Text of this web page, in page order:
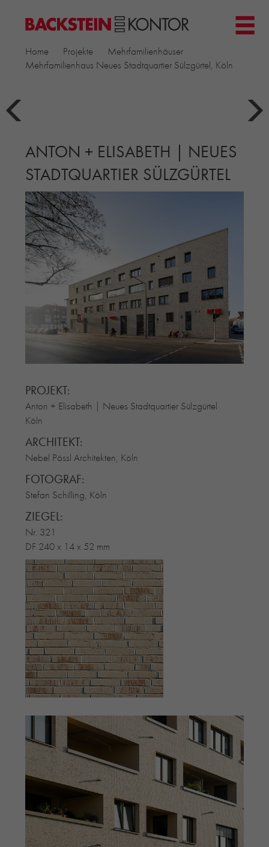
PROJEKTE
EINFAMILIENHÄUSER
ÖFFENTLICHE BAUTEN
BILDUNG & FORSCHUNG
PRODUKTE
▼
RIEMCHENKOLLEKTIONEN TONWERK
ALLGEMEINE RIEMCHENKOLLEKTIONEN
PETERSEN TEGL
RECYCLING-ZIEGEL
RE-USE-ZIEGEL
GLASUR-ZIEGEL
RE-USE-MÖRTEL
FASSADENPLANUNG (SCHWEIZ)
PRIVATKUNDEN
ÜBER UNS
BLOG
Home Projekte
Mehrfamilienhäuser
Mehrfamilienhaus Neues Stadtquartier Sülzgürtel, Köln
ANTON + ELISABETH | NEUES
STADTQUARTIER SÜLZGÜRTEL
PROJEKT:
Anton + Elisabeth | Neues Stadtquartier Sülzgürtel
Köln
ARCHITEKT:
Nebel Pössl Architekten, Köln
FOTOGRAF:
Stefan Schilling, Köln
ZIEGEL:
Nr. 321
DF 240 x 14 x 52 mm